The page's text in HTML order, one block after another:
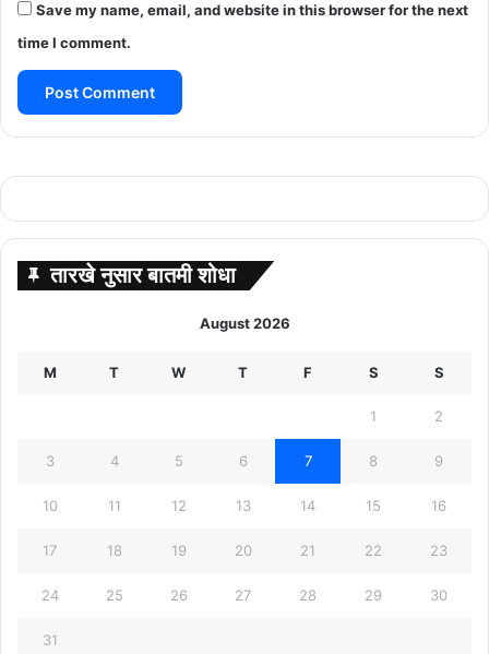
Save my name, email, and website in this browser for the next
time I comment.
तारखे नुसार बातमी शोधा
August 2026
M T W T F S S
1 2
3 4 5 6 7 8 9
10 11 12 13 14 15 16
17 18 19 20 21 22 23
24 25 26 27 28 29 30
31